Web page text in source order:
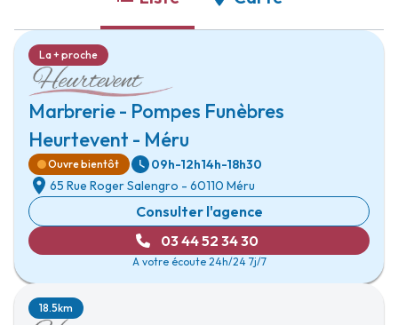
Marbrerie - Pompes Funèbres
Heurtevent - Méru
La + proche
Ouvre bientôt 09h-12h14h-18h30
65 Rue Roger Salengro - 60110 Méru
Consulter l'agence
03 44 52 34 30
A votre écoute 24h/24 7j/7
18.5km